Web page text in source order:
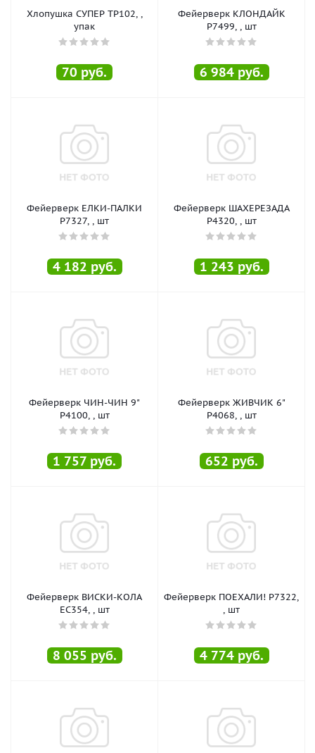
Хлопушка СУПЕР TP102, ,
упак
70 руб.
Фейерверк КЛОНДАЙК
Р7499, , шт
6 984руб.
Фейерверк ЕЛКИ-ПАЛКИ
Р7327, , шт
4 182 руб.
Фейерверк ШАХЕРЕЗАДА
Р4320, , шт
1 243 руб.
Фейерверк ЧИН-ЧИН 9"
Р4100, , шт
1 757 руб.
Фейерверк ЖИВЧИК 6"
Р4068, , шт
652 руб.
Фейерверк ВИСКИ-КОЛА
ЕС354, , шт
8 055 руб.
Фейерверк ПОЕХАЛИ! Р7322,
, шт
4 774руб.